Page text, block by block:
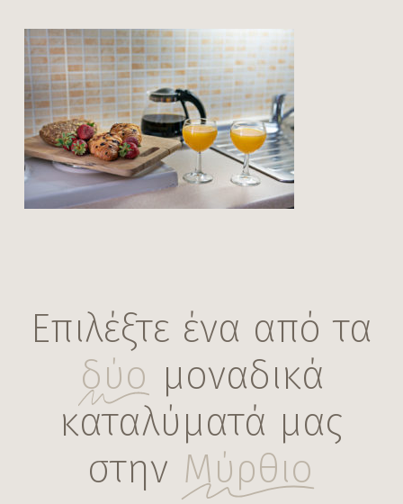
Επιλέξτε ένα από τα
δύο μοναδικά
καταλύματά μας
στην Μύρθιο